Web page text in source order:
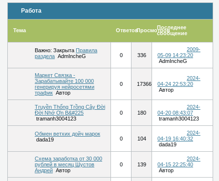
Работа
Тема ОтветовПросмотровПоследнее
сообщение
Важно: Закрыта Правила
раздела AdmIncheG 0 336
2009-
05-09 14:23:20
AdmIncheG
Маркет Связка -
Зарабатывайте 100 000
генерируя нейросетями
трафик Автор
0 17366
2024-
04-24 22:53:20
Автор
Truyền Thống Trồng Cây Đời
Đời Nhớ Ơn B&#225
tramanh3004123
0 180
2024-
04-20 08:43:07
tramanh3004123
Обмен ветхих дойч марок
dada19
0 104
2024-
04-19 16:40:32
dada19
Схема заработка от 30 000
рублей в месяц Шустов
Андрей Автор
0 139
2024-
04-15 22:25:40
Автор